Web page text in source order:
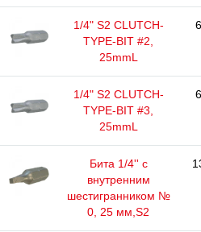
1/4" S2 CLUTCH-
TYPE-BIT #2,
25mmL
1/4" S2 CLUTCH-
TYPE-BIT #3,
25mmL
Бита 1/4'' с
внутренним
шестигранником №
0, 25 мм,S2